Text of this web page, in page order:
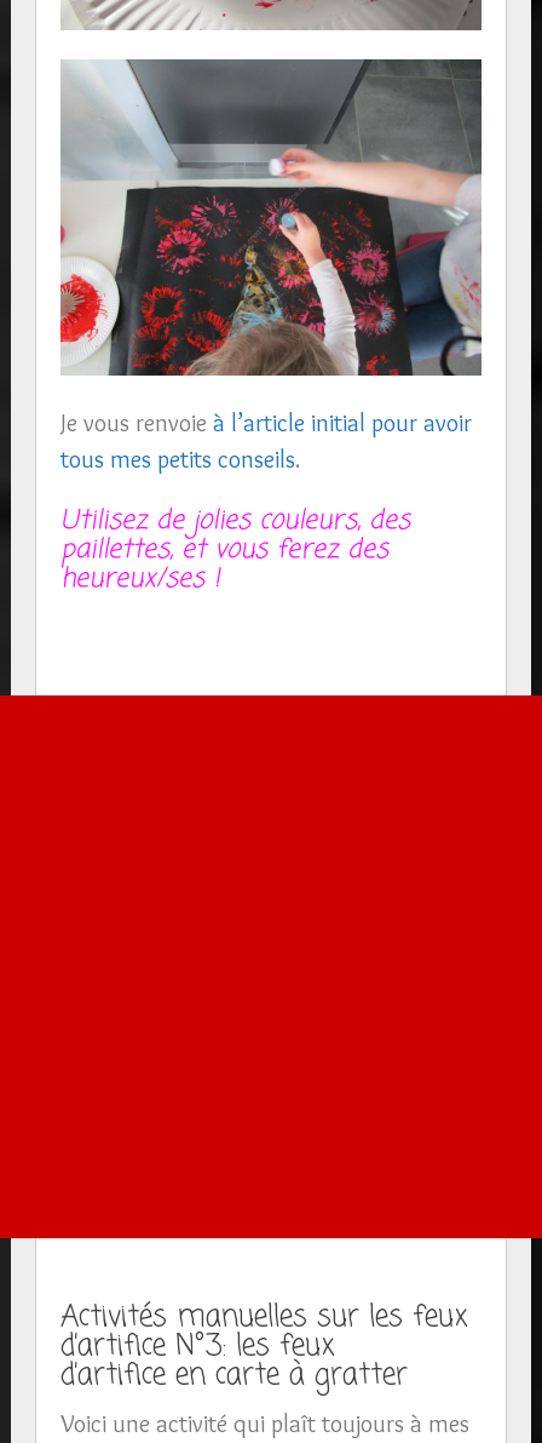
Je vous renvoie à l’article initial pour avoir
tous mes petits conseils.
Utilisez de jolies couleurs, des
paillettes, et vous ferez des
heureux/ses !
Activités manuelles sur les feux
d’artifice N°3: les feux
d’artifice en carte à gratter
Voici une activité qui plaît toujours à mes